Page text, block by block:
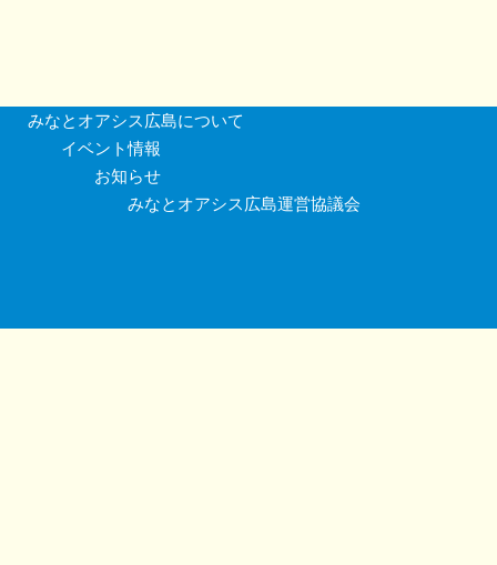
みなとオアシス広島について
イベント情報
お知らせ
みなとオアシス広島運営協議会